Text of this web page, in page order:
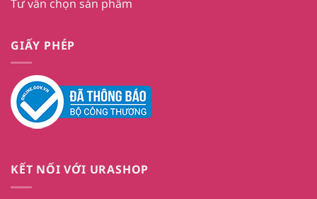
Tư vấn chọn sản phẩm
GIẤY PHÉP
KẾT NỐI VỚI URASHOP